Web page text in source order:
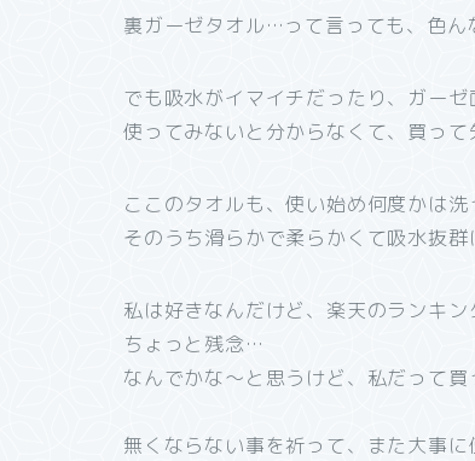
裏ガーゼタオル…って言っても、色ん
でも吸水がイマイチだったり、ガー
使ってみないと分からなくて、買って
ここのタオルも、使い始め何度かは
そのうち滑らかで柔らかくて吸水抜群
私は好きなんだけど、楽天のランキ
ちょっと残念…
なんでかな～と思うけど、私だって買
無くならない事を祈って、また大事に